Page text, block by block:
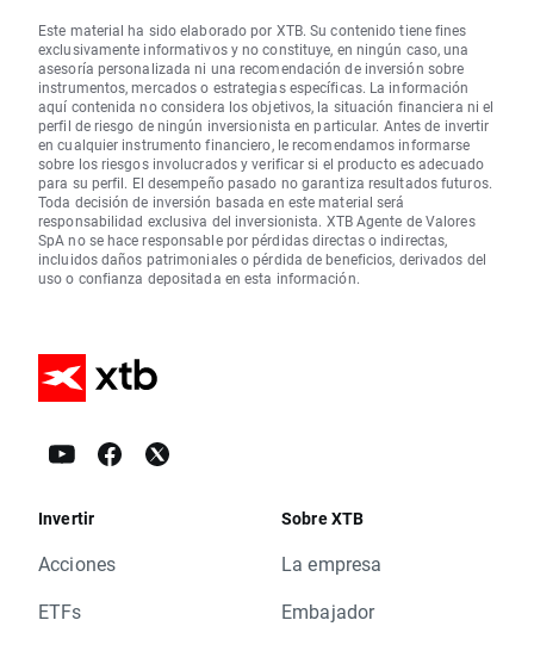
Este material ha sido elaborado por XTB. Su contenido tiene fines
exclusivamente informativos y no constituye, en ningún caso, una
asesoría personalizada ni una recomendación de inversión sobre
instrumentos, mercados o estrategias específicas. La información
aquí contenida no considera los objetivos, la situación financiera ni el
perfil de riesgo de ningún inversionista en particular. Antes de invertir
en cualquier instrumento financiero, le recomendamos informarse
sobre los riesgos involucrados y verificar si el producto es adecuado
para su perfil. El desempeño pasado no garantiza resultados futuros.
Toda decisión de inversión basada en este material será
responsabilidad exclusiva del inversionista. XTB Agente de Valores
SpA no se hace responsable por pérdidas directas o indirectas,
incluidos daños patrimoniales o pérdida de beneficios, derivados del
uso o confianza depositada en esta información.
Invertir
Acciones
ETFs
Sobre XTB
La empresa
Embajador